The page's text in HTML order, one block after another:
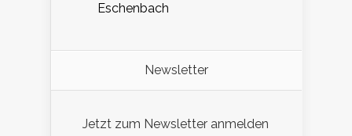
Eschenbach
Newsletter
Jetzt zum Newsletter anmelden